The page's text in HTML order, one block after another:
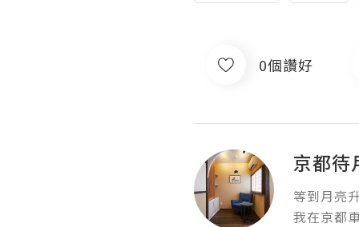
0個讚好
京都待
等到月亮
我在京都